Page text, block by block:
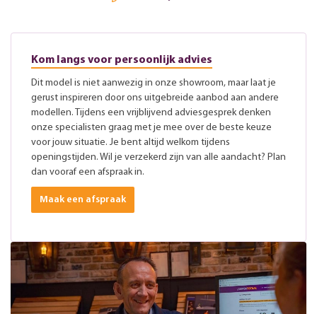
Kom langs voor persoonlijk advies
Dit model is niet aanwezig in onze showroom, maar laat je
gerust inspireren door ons uitgebreide aanbod aan andere
modellen. Tijdens een vrijblijvend adviesgesprek denken
onze specialisten graag met je mee over de beste keuze
voor jouw situatie. Je bent altijd welkom tijdens
openingstijden. Wil je verzekerd zijn van alle aandacht? Plan
dan vooraf een afspraak in.
Maak een afspraak